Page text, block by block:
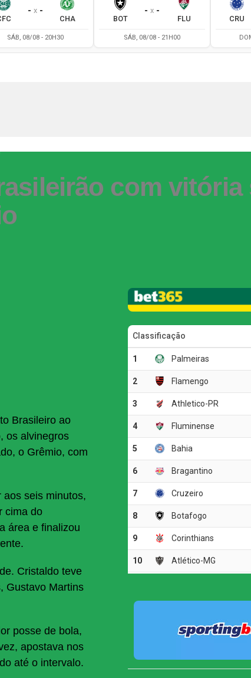
com vitória
Brasileiro ao
os alvinegros
o Grêmio, com
seis minutos,
cima do
área e finalizou
Cristaldo teve
Gustavo Martins
posse de bola,
apostava nos
até o intervalo.